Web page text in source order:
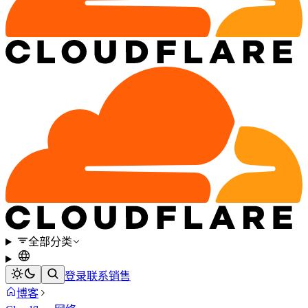
全部分类
登录联系销售
博客